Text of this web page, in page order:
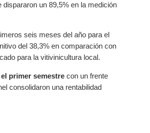
un 89,5% en la medición
seis meses del año para el
del 38,3% en comparación con
para la vitivinicultura local.
primer semestre con un frente
consolidaron una rentabilidad